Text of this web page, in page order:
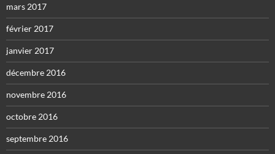
mars 2017
février 2017
janvier 2017
décembre 2016
novembre 2016
octobre 2016
septembre 2016